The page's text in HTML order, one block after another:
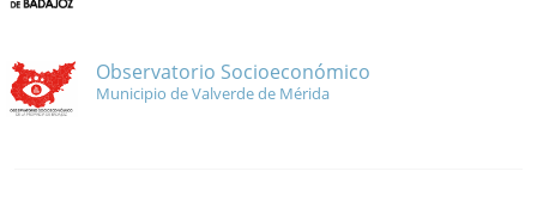
Observatorio Socioeconómico
Municipio de Valverde de Mérida